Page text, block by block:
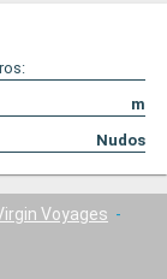
m
Nudos
Voyages